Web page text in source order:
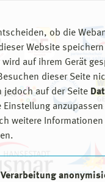
ob die
Website
wird auf ihrem Gerät
dieser Seite
jedoch auf der Seite
weitere Informationen
Verarbeitung